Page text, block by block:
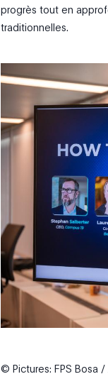
progrès tout en
traditionnelles.
© Pictures: FPS Bosa